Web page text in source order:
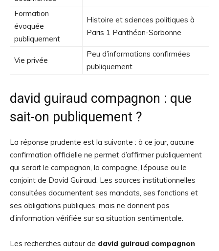
Formation
évoquée
publiquement
Histoire et sciences politiques à
Paris 1 Panthéon-Sorbonne
Vie privée
Peu d’informations confirmées
publiquement
david guiraud compagnon : que
sait-on publiquement ?
La réponse prudente est la suivante : à ce jour, aucune
confirmation officielle ne permet d’affirmer publiquement
qui serait le compagnon, la compagne, l’épouse ou le
conjoint de David Guiraud. Les sources institutionnelles
consultées documentent ses mandats, ses fonctions et
ses obligations publiques, mais ne donnent pas
d’information vérifiée sur sa situation sentimentale.
Les recherches autour de david guiraud compagnon